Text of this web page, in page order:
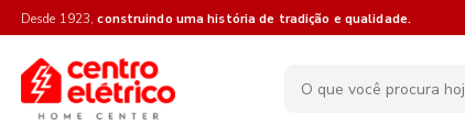
Desde 1923,construindo uma história de tradição e qualidade.